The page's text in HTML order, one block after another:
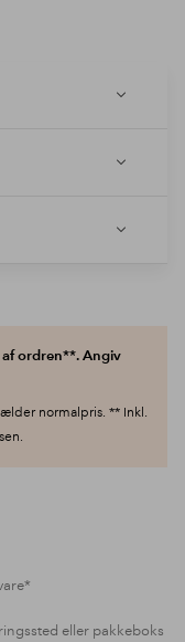
af ordren**. Angiv
normalpris. ** Inkl.
eller pakkeboks